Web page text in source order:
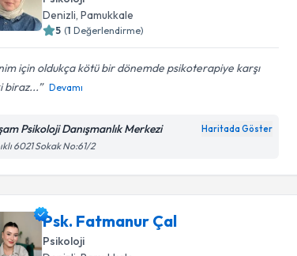
Denizli, Pamukkale
5 (1 Değerlendirme)
için oldukça kötü bir dönemde psikoterapiye karşı
biraz...
Devamı
Psikoloji Danışmanlık Merkezi Haritada Göster
6021 Sokak No:61/2
Psk. Fatmanur Çal
Psikoloji